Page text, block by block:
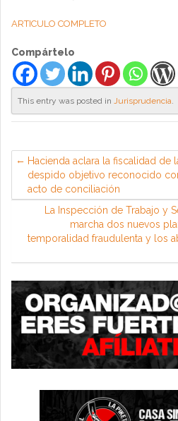
ARTICULO COMPLETO
Compártelo
This entry was posted in Jurisprudencia.
Hacienda aclara la fiscalidad de
despido objetivo reconocido
acto de conciliación
La Inspección de Trabajo y
marcha dos nuevos
temporalidad fraudulenta y los